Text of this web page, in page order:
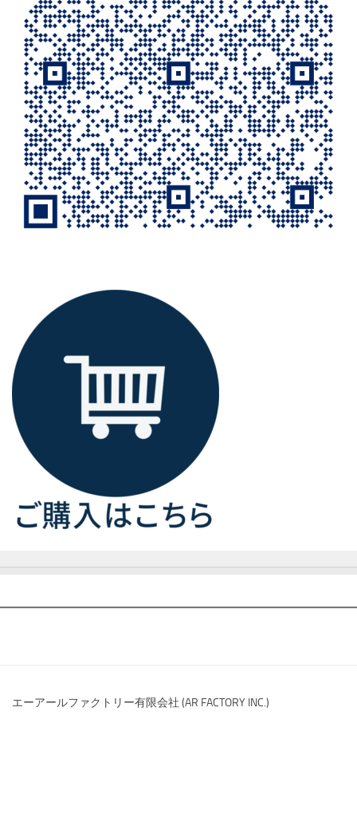
エーアールファクトリー有限会社 (AR FACTORY INC.)